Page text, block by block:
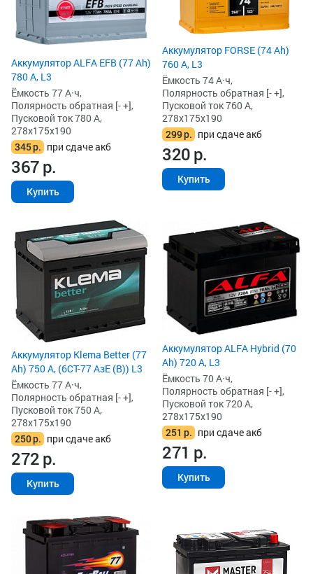
Аккумулятор ALFA EFB (77 Ah)
780 А, L3
Ёмкость 77 А·ч,
Полярность обратная [- +],
Пусковой ток 780 А,
278x175x190
345р. при сдаче акб
367р.
Купить
Аккумулятор FORSE (74 Ah)
760 А, L3
Ёмкость 74 А·ч,
Полярность обратная [- +],
Пусковой ток 760 А,
278x175x190
299р. при сдаче акб
320р.
Купить
Аккумулятор Klema Better (77
Ah) 750 А, (6СТ-77 АзЕ (B)) L3
Ёмкость 77 А·ч,
Полярность обратная [- +],
Пусковой ток 750 А,
278x175x190
250р. при сдаче акб
272р.
Купить
Аккумулятор ALFA Hybrid (70
Ah) 720 А, L3
Ёмкость 70 А·ч,
Полярность обратная [- +],
Пусковой ток 720 А,
278x175x190
251 р. при сдаче акб
271 р.
Купить